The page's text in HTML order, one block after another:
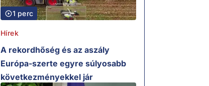
1 perc
Hírek
A rekordhőség és az aszály
Európa-szerte egyre súlyosabb
következményekkel jár